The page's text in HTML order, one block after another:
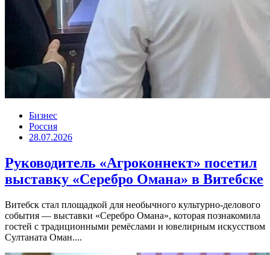
Бизнес
Россия
28.07.2026
Руководитель «Агроконнект» посетил
выставку «Серебро Омана» в Витебске
Витебск стал площадкой для необычного культурно-делового
события — выставки «Серебро Омана», которая познакомила
гостей с традиционными ремёслами и ювелирным искусством
Султаната Оман....